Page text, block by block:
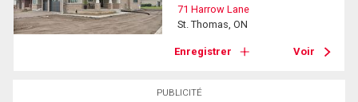
PUBLICITÉ
71 Harrow Lane
St. Thomas, ON
Enregistrer Voir